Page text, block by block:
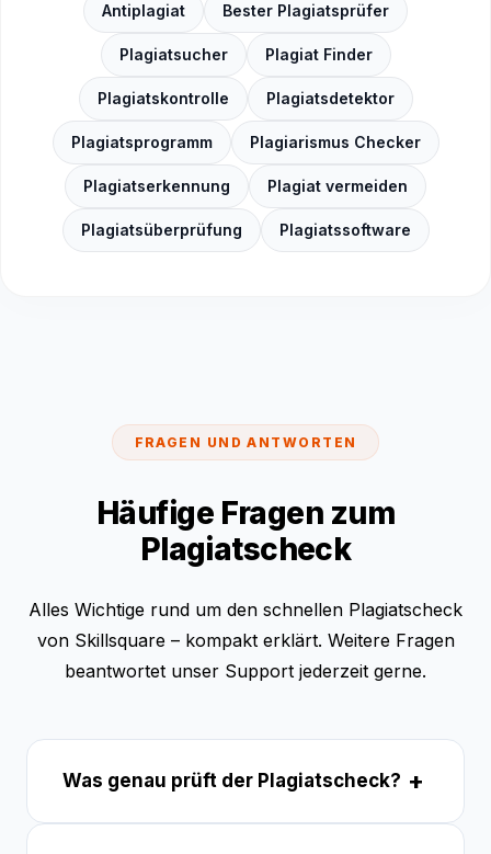
Antiplagiat Bester Plagiatsprüfer
Plagiatsucher Plagiat Finder
Plagiatskontrolle Plagiatsdetektor
Plagiatsprogramm Plagiarismus Checker
Plagiatserkennung Plagiat vermeiden
Plagiatsüberprüfung Plagiatssoftware
FRAGEN UND ANTWORTEN
Häufige Fragen zum
Plagiatscheck
Alles Wichtige rund um den schnellen Plagiatscheck
von Skillsquare – kompakt erklärt. Weitere Fragen
beantwortet unser Support jederzeit gerne.
Was genau prüft der Plagiatscheck? +